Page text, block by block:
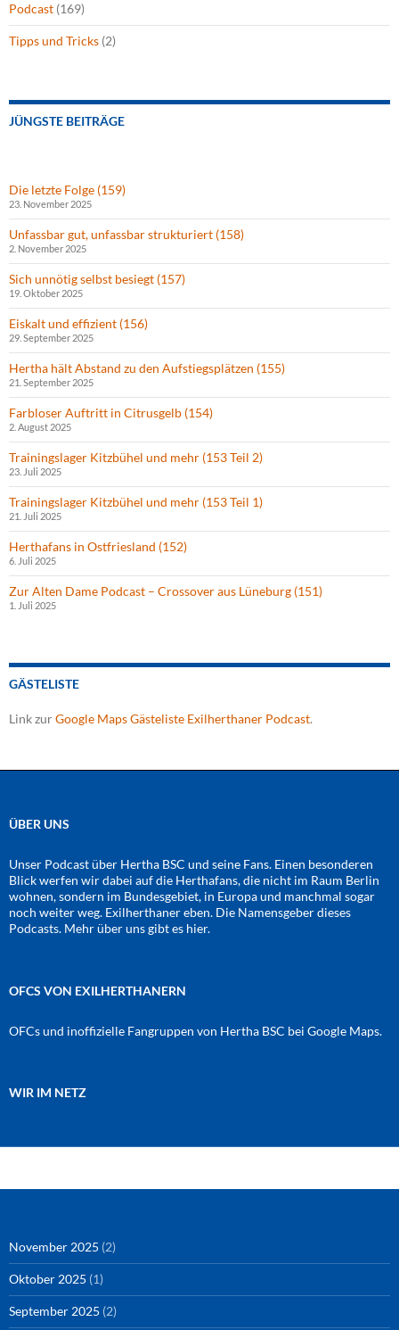
Podcast (169)
Tipps und Tricks (2)
JÜNGSTE BEITRÄGE
Die letzte Folge (159)
23. November 2025
Unfassbar gut, unfassbar strukturiert (158)
2. November 2025
Sich unnötig selbst besiegt (157)
19. Oktober 2025
Eiskalt und effizient (156)
29. September 2025
Hertha hält Abstand zu den Aufstiegsplätzen (155)
21. September 2025
Farbloser Auftritt in Citrusgelb (154)
2. August 2025
Trainingslager Kitzbühel und mehr (153 Teil 2)
23. Juli 2025
Trainingslager Kitzbühel und mehr (153 Teil 1)
21. Juli 2025
Herthafans in Ostfriesland (152)
6. Juli 2025
Zur Alten Dame Podcast – Crossover aus Lüneburg (151)
1. Juli 2025
GÄSTELISTE
Link zurGoogle Maps Gästeliste Exilherthaner Podcast.
ÜBER UNS
Unser Podcast über Hertha BSC und seine Fans. Einen besonderen
Blick werfen wir dabei auf die Herthafans, die nicht im Raum Berlin
wohnen, sondern im Bundesgebiet, in Europa und manchmal sogar
noch weiter weg. Exilherthaner eben. Die Namensgeber dieses
Podcasts. Mehr über uns gibt es hier.
OFCS VON EXILHERTHANERN
OFCs und inoffizielle Fangruppen von Hertha BSC bei Google Maps.
WIR IM NETZ
November 2025 (2)
Oktober 2025 (1)
September 2025 (2)